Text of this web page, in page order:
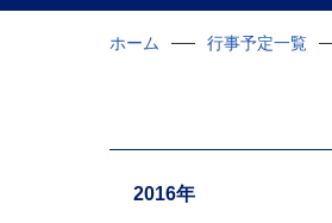
ホーム 行事予定一覧
2016年